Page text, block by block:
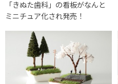
「きぬた歯科」の看板がなんと
ミニチュア化され発売！